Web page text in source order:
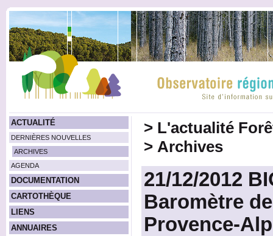
ACTUALITÉ
DERNIÈRES NOUVELLES
ARCHIVES
AGENDA
DOCUMENTATION
CARTOTHÈQUE
LIENS
ANNUAIRES
> L'actualité
> Archives
21/12/2012
Baromètre
Provence-